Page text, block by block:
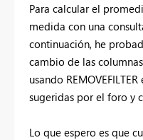
Para calcular el
medida con una
continuación, he
cambio de las columnas
usando
sugeridas por el foro y
Lo que espero es que